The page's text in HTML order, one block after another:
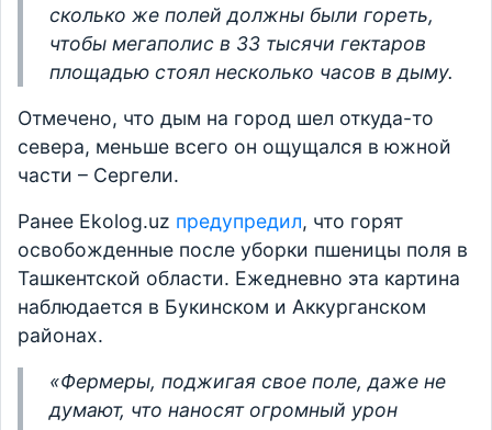
сколько же полей должны были гореть,
чтобы мегаполис в 33 тысячи гектаров
площадью стоял несколько часов в дыму.
Отмечено, что дым на город шел откуда-то
севера, меньше всего он ощущался в южной
части – Сергели.
Ранее Ekolog.uz предупредил, что горят
освобожденные после уборки пшеницы поля в
Ташкентской области. Ежедневно эта картина
наблюдается в Букинском и Аккурганском
районах.
«Фермеры, поджигая свое поле, даже не
думают, что наносят огромный урон